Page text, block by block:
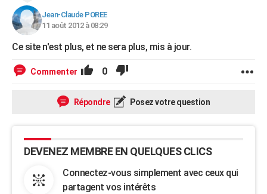
Jean-Claude POREE
11 août 2012 à 08:29
Ce site n'est plus, et ne sera plus, mis à jour.
Commenter 0
Répondre Posez votre question
DEVENEZ MEMBRE EN QUELQUES CLICS
Connectez-vous simplement avec ceux qui
partagent vos intérêts